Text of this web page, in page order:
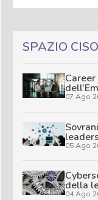
SPAZIO CISO
Career
07 Ago
05 Ago
della
04 Ago